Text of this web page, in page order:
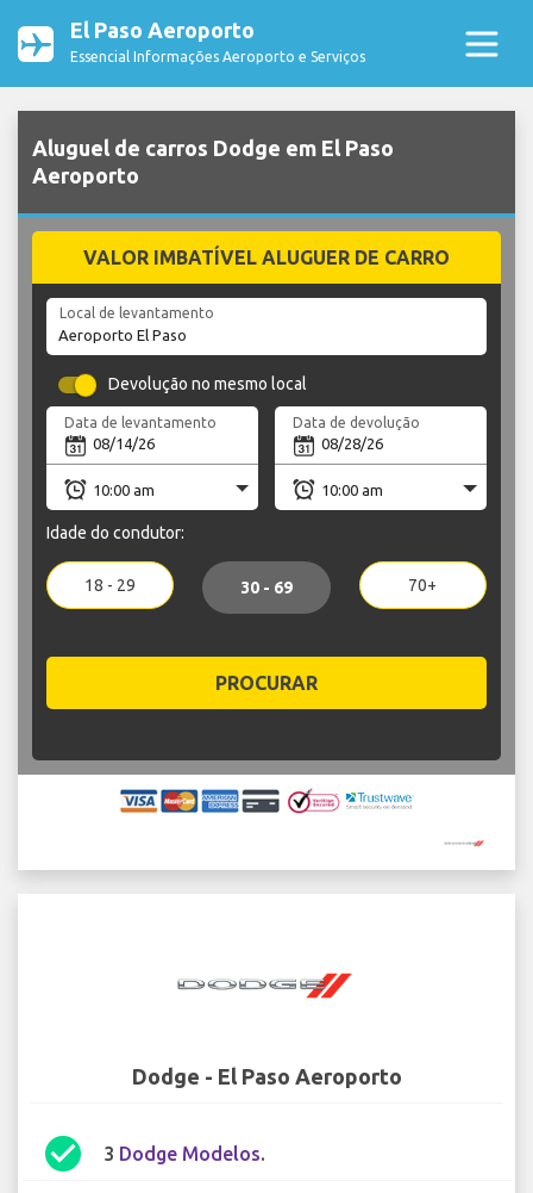
El Paso Aeroporto
Essencial Informações Aeroporto e Serviços
Aluguel de carros Dodge em El Paso
Aeroporto
VALOR IMBATÍVEL ALUGUER DE CARRO
Local de levantamento
Devolução no mesmo local
Data de levantamento Data de devolução
Idade do condutor:
18 - 29 30 - 69 70+
PROCURAR
Dodge - El Paso Aeroporto
check_circle 3 Dodge Modelos.